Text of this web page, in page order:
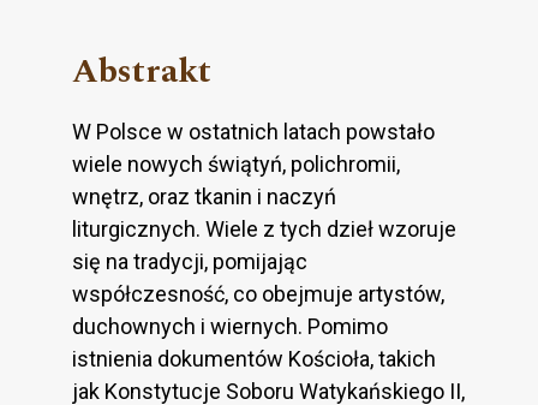
Abstrakt
W Polsce w ostatnich latach powstało
wiele nowych świątyń, polichromii,
wnętrz, oraz tkanin i naczyń
liturgicznych. Wiele z tych dzieł wzoruje
się na tradycji, pomijając
współczesność, co obejmuje artystów,
duchownych i wiernych. Pomimo
istnienia dokumentów Kościoła, takich
jak Konstytucje Soboru Watykańskiego II,